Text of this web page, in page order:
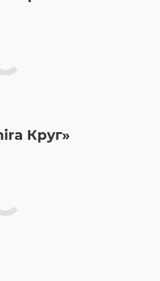
Круг»